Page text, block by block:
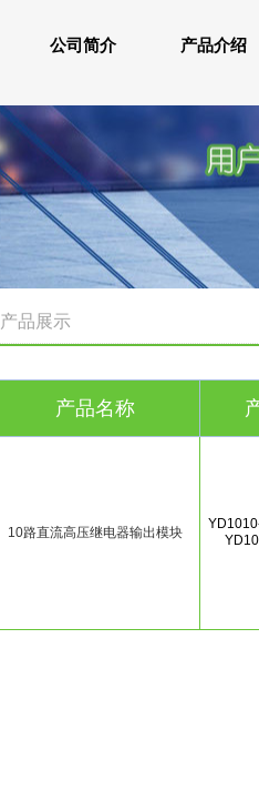
公司简介 产品介绍
产品展示
产品名称
10路直流高压继电器输出模块